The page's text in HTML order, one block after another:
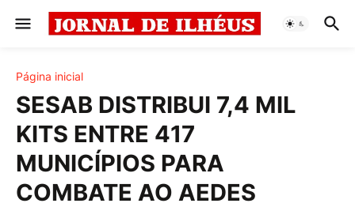
Página inicial
SESAB DISTRIBUI 7,4 MIL
KITS ENTRE 417
MUNICÍPIOS PARA
COMBATE AO AEDES